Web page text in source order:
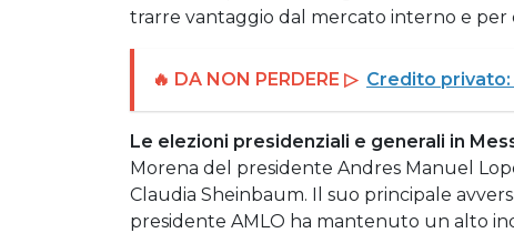
trarre vantaggio dal mercato interno e per
🔥 DA NON PERDERE ▷ Credito
Le elezioni presidenziali e generali in
Morena del presidente Andres Manuel
Claudia Sheinbaum. Il suo principale
presidente AMLO ha mantenuto un alto